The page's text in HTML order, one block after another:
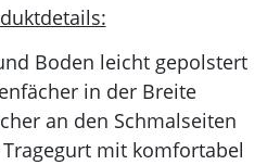
Boden leicht gepolstert
in der Breite
an den Schmalseiten
mit komfortabel